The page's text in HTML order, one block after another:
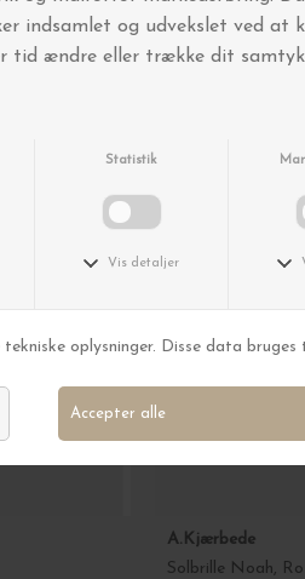
Nyhed
A.Kjærbede
Solbrille Noah,